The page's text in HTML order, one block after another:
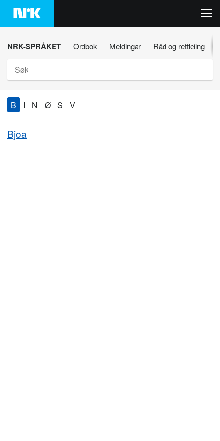
Hopp
innhaldet
NRK-SPRÅKET Ordbok Meldingar Råd og rettleiing
B I N Ø S V
Bjoa